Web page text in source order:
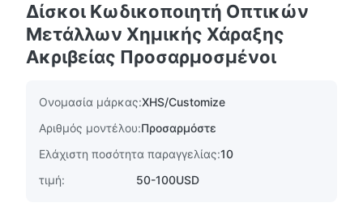
Δίσκοι Κωδικοποιητή Οπτικών
Μετάλλων Χημικής Χάραξης
Ακριβείας Προσαρμοσμένοι
Ονομασία μάρκας:XHS/Customize
Αριθμός μοντέλου:Προσαρμόστε
Ελάχιστη ποσότητα παραγγελίας:10
τιμή:
50-100USD